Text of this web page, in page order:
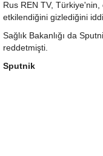
Rus REN TV,
etkilendiğini gizlediğini
Sağlık Bakanlığı da
reddetmişti.
Sputnik